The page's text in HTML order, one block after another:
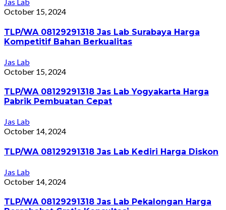
October 15, 2024
TLP/WA 08129291318 Jas Lab Surabaya Harga
Kompetitif Bahan Berkualitas
Jas Lab
October 15, 2024
TLP/WA 08129291318 Jas Lab Yogyakarta Harga
Pabrik Pembuatan Cepat
Jas Lab
October 14, 2024
TLP/WA 08129291318 Jas Lab Kediri Harga Diskon
Jas Lab
October 14, 2024
TLP/WA 08129291318 Jas Lab Pekalongan Harga